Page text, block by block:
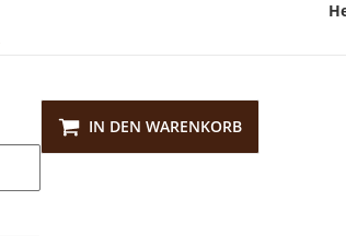
IN DEN WARENKORB